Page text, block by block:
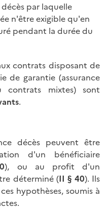
par laquelle
n'être exigible qu'en
pendant la durée du
contrats disposant de
de garantie (assurance
mixtes) sont
.
décès peuvent être
d'un bénéficiaire
), ou au profit d'un
déterminé (II § 40). Ils
hypothèses, soumis à